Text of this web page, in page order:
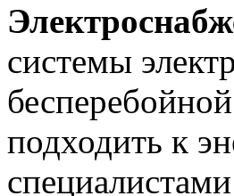
системы
подходить к